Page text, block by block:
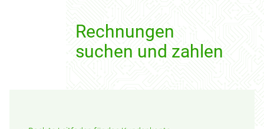
Rechnungen
suchen und zahlen